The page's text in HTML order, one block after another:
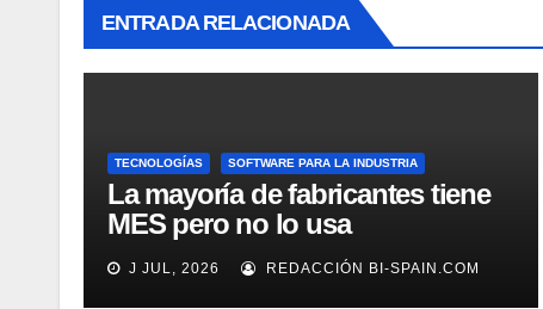
ENTRADA RELACIONADA
TECNOLOGÍAS SOFTWARE PARA LA INDUSTRIA
La mayoría de fabricantes tiene
MES pero no lo usa
adecuadamente, según Rockwell
Automation
J JUL, 2026 REDACCIÓN BI-SPAIN.COM